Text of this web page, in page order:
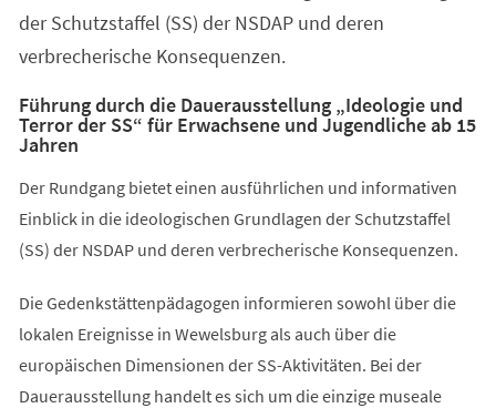
der Schutzstaffel (SS) der NSDAP und deren
verbrecherische Konsequenzen.
Führung durch die Dauerausstellung „Ideologie und
Terror der SS“ für Erwachsene und Jugendliche ab 15
Jahren
Der Rundgang bietet einen ausführlichen und informativen
Einblick in die ideologischen Grundlagen der Schutzstaffel
(SS) der NSDAP und deren verbrecherische Konsequenzen.
Die Gedenkstättenpädagogen informieren sowohl über die
lokalen Ereignisse in Wewelsburg als auch über die
europäischen Dimensionen der SS-Aktivitäten. Bei der
Dauerausstellung handelt es sich um die einzige museale